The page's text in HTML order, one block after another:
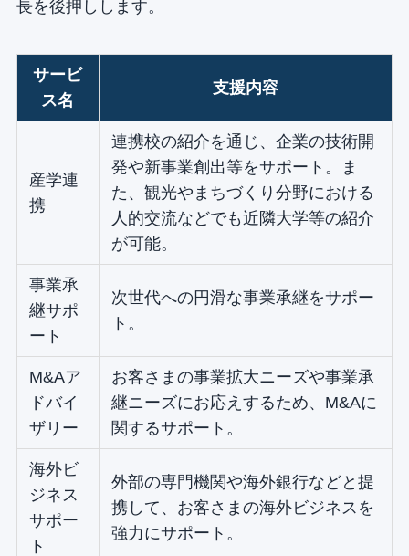
長を後押しします。
サービ
ス名
支援内容
産学連
携
連携校の紹介を通じ、企業の技術開
発や新事業創出等をサポート。ま
た、観光やまちづくり分野における
人的交流などでも近隣大学等の紹介
が可能。
事業承
継サポ
ート
次世代への円滑な事業承継をサポー
ト。
M&Aア
ドバイ
ザリー
お客さまの事業拡大ニーズや事業承
継ニーズにお応えするため、M&Aに
関するサポート。
海外ビ
ジネス
サポー
ト
外部の専門機関や海外銀行などと提
携して、お客さまの海外ビジネスを
強力にサポート。